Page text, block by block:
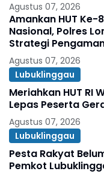
Agustus 07, 2026
Amankan HUT Ke-
Nasional, Polres
Strategi
Agustus 07, 2026
Lubuklinggau
Meriahkan HUT RI
Lepas Peserta
Agustus 07, 2026
Lubuklinggau
Pesta Rakyat
Pemkot